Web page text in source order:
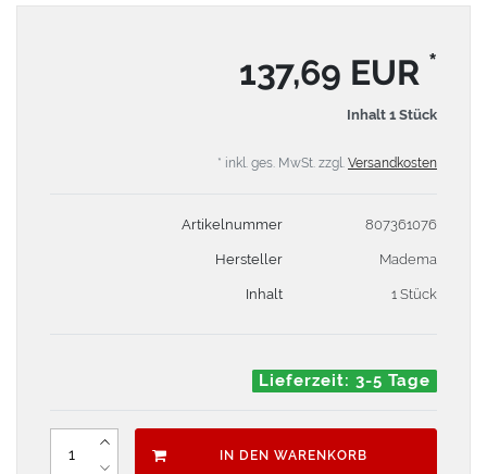
137,69 EUR *
Inhalt 1 Stück
* inkl. ges. MwSt. zzgl. Versandkosten
Artikelnummer 807361076
Hersteller Madema
Inhalt 1 Stück
Lieferzeit: 3-5 Tage
IN DEN WARENKORB